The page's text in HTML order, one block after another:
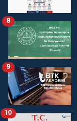
8
9
10